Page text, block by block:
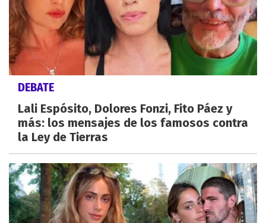
DEBATE
Lali Espósito, Dolores Fonzi, Fito Páez y
más: los mensajes de los famosos contra
la Ley de Tierras